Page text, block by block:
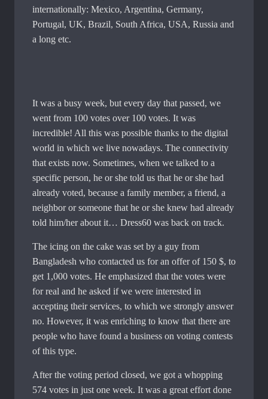
internationally: Mexico, Argentina, Germany,
Portugal, UK, Brazil, South Africa, USA, Russia and
a long etc.
It was a busy week, but every day that passed, we
went from 100 votes over 100 votes. It was
incredible! All this was possible thanks to the digital
world in which we live nowadays. The connectivity
that exists now. Sometimes, when we talked to a
specific person, he or she told us that he or she had
already voted, because a family member, a friend, a
neighbor or someone that he or she knew had already
told him/her about it… Dress60 was back on track.
The icing on the cake was set by a guy from
Bangladesh who contacted us for an offer of 150 $, to
get 1,000 votes. He emphasized that the votes were
for real and he asked if we were interested in
accepting their services, to which we strongly answer
no. However, it was enriching to know that there are
people who have found a business on voting contests
of this type.
After the voting period closed, we got a whopping
574 votes in just one week. It was a great effort done